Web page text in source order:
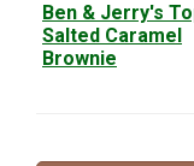
Ben & Jerry's
Salted Caramel
Brownie